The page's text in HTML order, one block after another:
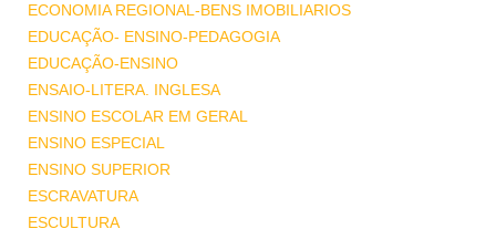
ECONOMIA REGIONAL-BENS IMOBILIARIOS
EDUCAÇÃO- ENSINO-PEDAGOGIA
EDUCAÇÃO-ENSINO
ENSAIO-LITERA. INGLESA
ENSINO ESCOLAR EM GERAL
ENSINO ESPECIAL
ENSINO SUPERIOR
ESCRAVATURA
ESCULTURA